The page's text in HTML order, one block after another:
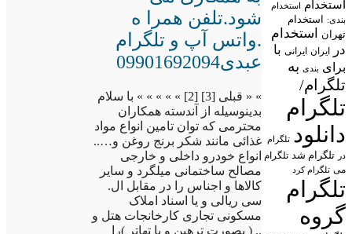
استخدام استخدام
بندی: استخدام
تهران
استخدام
در
ایران ایرانی با
برای بندی به
تلگرام/
تلگرام
دانلود تلگرام
در تلگرام شد تلگرام
می تلگرام کرد
تلگرام
گروه
شود.تلفن همرا ه
.واتس آپ و تلگرام
عبدی09901692094
» « قبلی [3] [2] » » » » » با سلام
بدینوسیله از آندسته همکاران
محترمی که توان تامین انواع مواد
غذائی مانند شکر برنج روغن و…..
انواع خودرو داخلی و خارجی
مصالح ساختمانی میلگرد و سایر
کالاها و اجناس را در مقابل ال.
سی ریالی و یا اسناد املاک
مسکونی تجاری کارخانجات هتل و
.. ( بصورت ترهین و یا تهاتر )را